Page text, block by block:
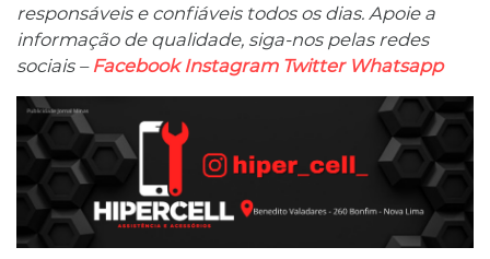
responsáveis ​​e confiáveis ​​todos os dias. Apoie a
informação de qualidade, siga-nos pelas redes
sociais – Facebook Instagram Twitter Whatsapp